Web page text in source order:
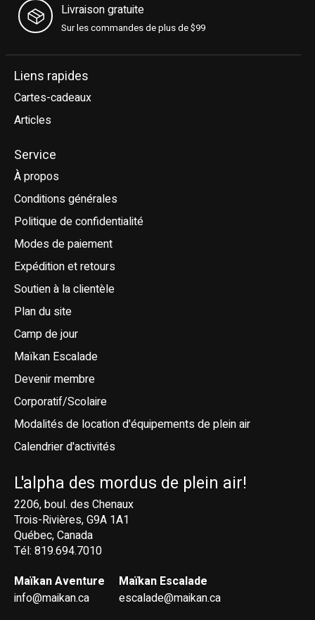
Livraison gratuite
Sur les commandes de plus de $99
Liens rapides
Cartes-cadeaux
Articles
Service
À propos
Conditions générales
Politique de confidentialité
Modes de paiement
Expédition et retours
Soutien à la clientèle
Plan du site
Camp de jour
Maïkan Escalade
Devenir membre
Corporatif/Scolaire
Modalités de location d'équipements de plein air
Calendrier d'activités
L'alpha des mordus de plein air!
2206, boul. des Chenaux
Trois-Rivières, G9A 1A1
Québec, Canada
Tél: 819.694.7010
Maïkan Aventure
info@maikan.ca
Maïkan Escalade
escalade@maikan.ca